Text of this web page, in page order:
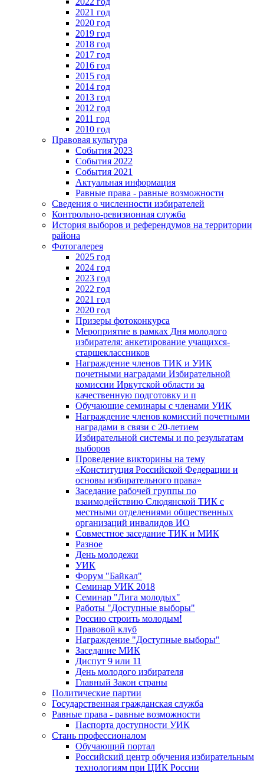
2021 год
2020 год
2019 год
2018 год
2017 год
2016 год
2015 год
2014 год
2013 год
2012 год
2011 год
2010 год
Правовая культура
События 2023
События 2022
События 2021
Актуальная информация
Равные права - равные возможности
Сведения о численности избирателей
Контрольно-ревизионная служба
История выборов и референдумов на территории
района
Фотогалерея
2025 год
2024 год
2023 год
2022 год
2021 год
2020 год
Призеры фотоконкурса
Мероприятие в рамках Дня молодого
избирателя: анкетирование учащихся-
старшеклассников
Награждение членов ТИК и УИК
почетными наградами Избирательной
комиссии Иркутской области за
качественную подготовку и п
Обучающие семинары с членами УИК
Награждение членов комиссий почетными
наградами в связи с 20-летием
Избирательной системы и по результатам
выборов
Проведение викторины на тему
«Конституция Российской Федерации и
основы избирательного права»
Заседание рабочей группы по
взаимодействию Слюдянской ТИК с
местными отделениями общественных
организаций инвалидов ИО
Совместное заседание ТИК и МИК
Разное
День молодежи
УИК
Форум "Байкал"
Семинар УИК 2018
Семинар "Лига молодых"
Работы "Доступные выборы"
Россию строить молодым!
Правовой клуб
Награждение "Доступные выборы"
Заседание МИК
Диспут 9 или 11
День молодого избирателя
Главный Закон страны
Политические партии
Государственная гражданская служба
Равные права - равные возможности
Паспорта доступности УИК
Стань профессионалом
Обучающий портал
Российский центр обучения избирательным
технологиям при ЦИК России